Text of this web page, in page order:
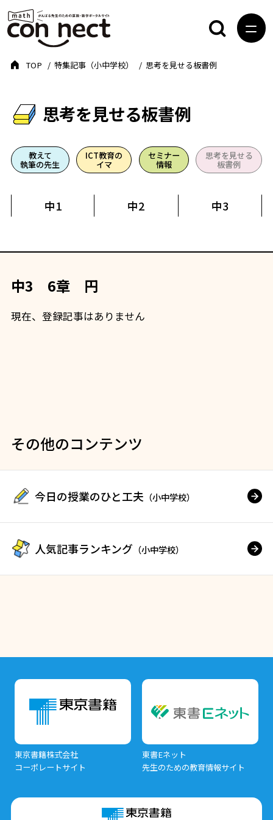
思考を見せる板書例
TOP 特集記事（小中学校） 思考を見せる板書例
教えて
執筆の先生
ICT教育の
イマ
セミナー
情報
思考を見せる
板書例
中1 中2 中3
中3 6章 円
現在、登録記事はありません
その他のコンテンツ
今日の授業のひと工夫 （小中学校）
人気記事ランキング （小中学校）
東京書籍株式会社
コーポレートサイト
東書Eネット
先生のための教育情報サイト